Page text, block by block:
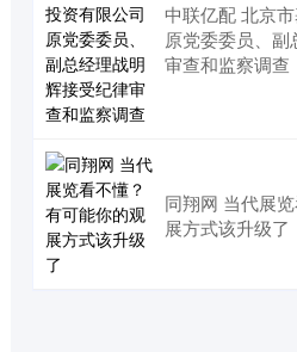
中联亿配 北京
原党委委员、
审查和监察调查
同翔网 当代展
展方式该升级了